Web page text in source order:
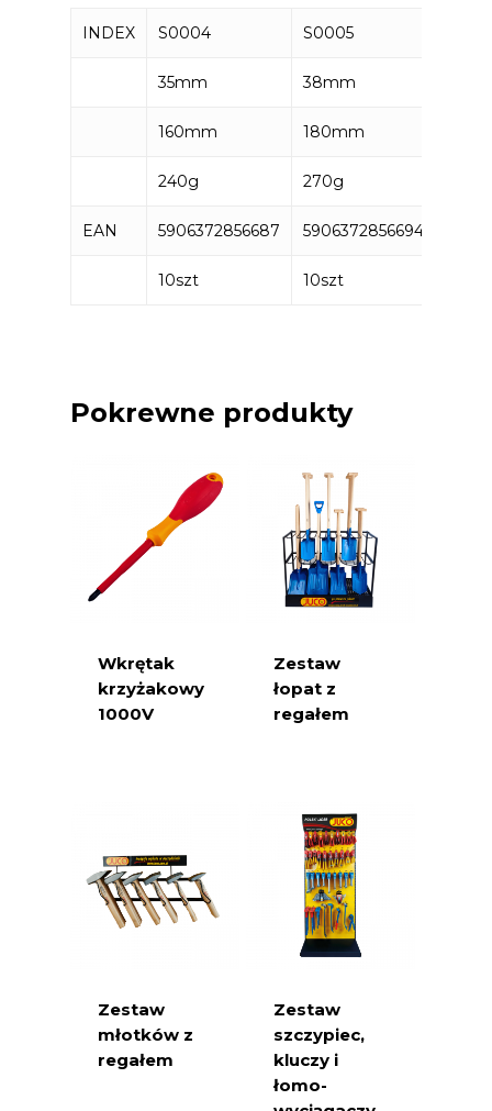
INDEX S0004 S0005
35mm 38mm
160mm 180mm
240g 270g
EAN 5906372856687 5906372856694
10szt 10szt
Pokrewne produkty
Wkrętak
krzyżakowy
1000V
Zestaw
łopat z
regałem
Zestaw
młotków z
regałem
Zestaw
szczypiec,
kluczy i
łomo-